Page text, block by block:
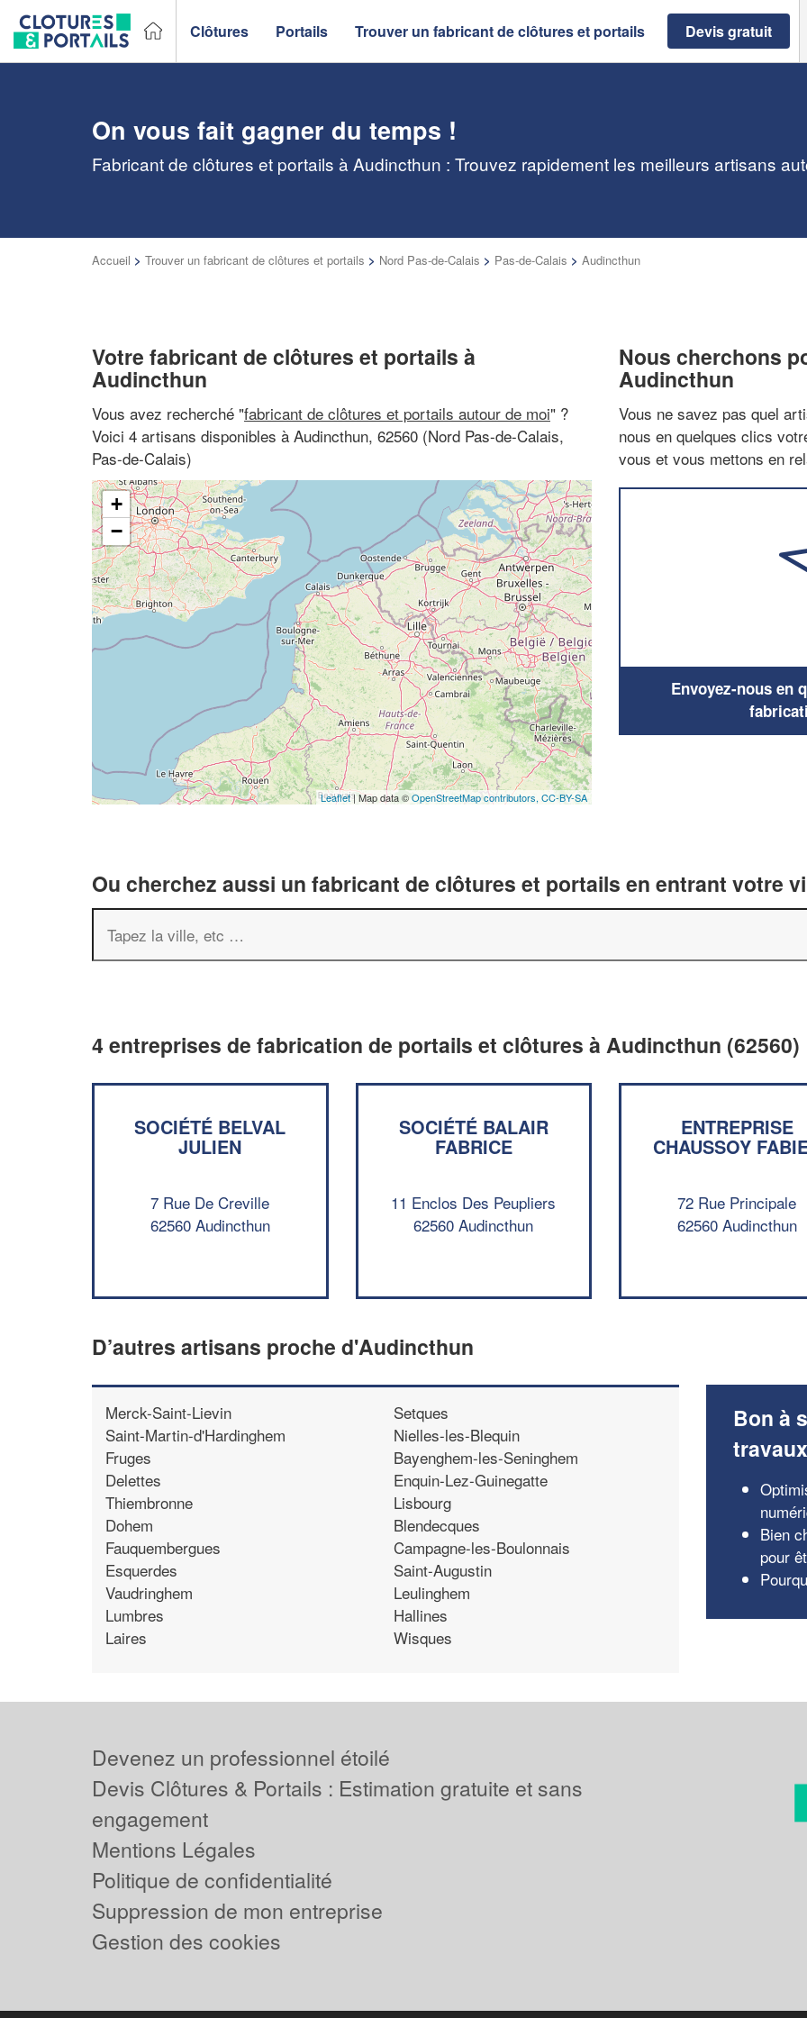
Clôtures Portails Trouver un fabricant de clôtures et portails Devis gratuit
On vous fait gagner du temps !
Fabricant de clôtures et portails à Audincthun : Trouvez rapidement les meilleurs artisans
Accueil > Trouver un fabricant de clôtures et portails > Nord Pas-de-Calais > Pas-de-Calais > Audincthun
Votre fabricant de clôtures et portails à
Audincthun
Vous avez recherché "fabricant de clôtures et portails autour de moi" ?
Voici 4 artisans disponibles à Audincthun, 62560 (Nord Pas-de-Calais,
Pas-de-Calais)
+
−
Leaflet| Map data ©OpenStreetMap contributors, CC-BY-SA
Nous cherchons
Audincthun
Vous ne savez pas quel
nous en quelques clics
vous et vous mettons en
Envoyez-nous en
Ou cherchez aussi un fabricant de clôtures et portails en entrant votre
4 entreprises de fabrication de portails et clôtures à Audincthun (62560)
SOCIÉTÉ BELVAL
JULIEN
7 Rue De Creville
62560 Audincthun
SOCIÉTÉ BALAIR
FABRICE
11 Enclos Des Peupliers
62560 Audincthun
ENTREPRISE
CHAUSSOY
72 Rue Principale
62560 Audincthun
D’autres artisans proche d'Audincthun
Merck-Saint-Lievin
Saint-Martin-d'Hardinghem
Fruges
Delettes
Thiembronne
Dohem
Fauquembergues
Esquerdes
Vaudringhem
Lumbres
Laires
Setques
Nielles-les-Blequin
Bayenghem-les-Seninghem
Enquin-Lez-Guinegatte
Lisbourg
Blendecques
Campagne-les-Boulonnais
Saint-Augustin
Leulinghem
Hallines
Wisques
Bon à
travaux
Bien
pour
Devenez un professionnel étoilé
Devis Clôtures & Portails : Estimation gratuite et sans
engagement
Mentions Légales
Politique de confidentialité
Suppression de mon entreprise
Gestion des cookies